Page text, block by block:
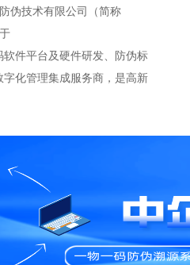
伪技术有限公司（简称
软件平台及硬件研发、防伪标
化管理集成服务商，是高新